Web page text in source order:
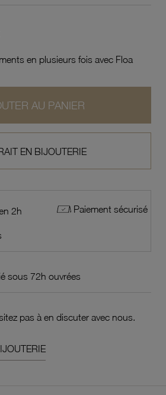
en plusieurs fois avec Floa
AU PANIER
EN BIJOUTERIE
2h Paiement sécurisé
sous 72h ouvrées
pas à en discuter avec nous.